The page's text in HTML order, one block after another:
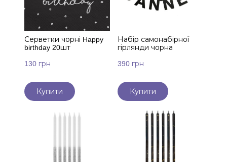
Серветки чорні Happy
birthday 20шт
130 грн
Купити
Набір самонабірної
гірлянди чорна
390 грн
Купити